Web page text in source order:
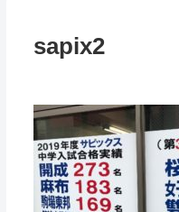
sapix2